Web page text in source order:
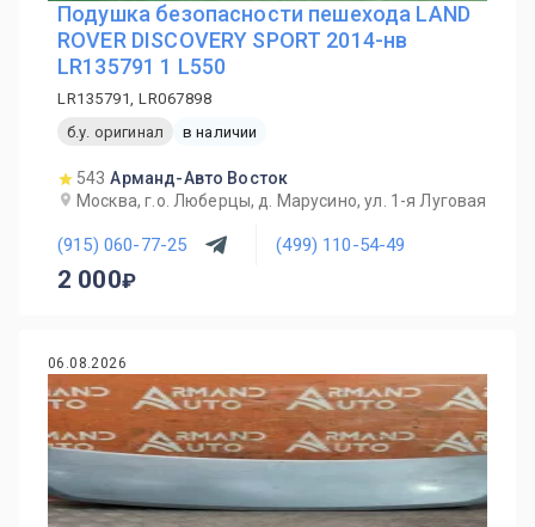
Подушка безопасности пешехода LAND
ROVER DISCOVERY SPORT 2014-нв
LR135791 1 L550
LR135791, LR067898
б.у. оригинал
в наличии
543 Арманд-Авто Восток
Москва, г.о. Люберцы, д. Марусино, ул. 1-я Луговая
(915) 060-77-25 (499) 110-54-49
2 000
06.08.2026